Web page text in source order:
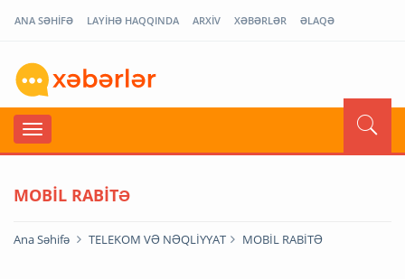
ANA SƏHİFƏ LAYİHƏ HAQQINDA ARXİV XƏBƏRLƏR ƏLAQƏ
MOBİL RABİTƏ
Ana Səhifə TELEKOM VƏ NƏQLİYYAT MOBİL RABİTƏ